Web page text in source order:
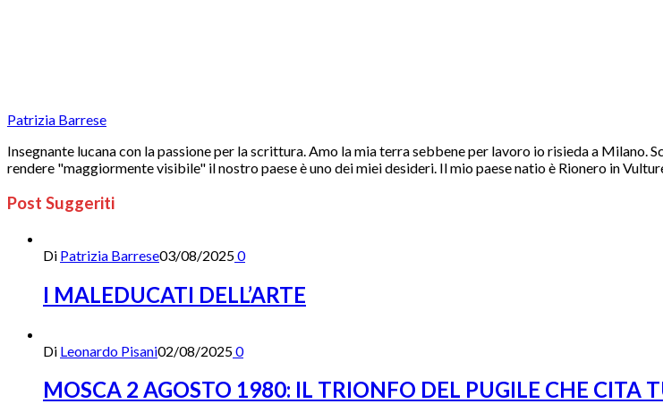
Patrizia Barrese
Insegnante lucana con la passione per la scrittura. Amo la mia terra sebbene per lavoro io risieda a
rendere "maggiormente visibile" il nostro paese è uno dei miei desideri. Il mio paese natio è Rionero in
Post Suggeriti
Di Patrizia Barrese03/08/20250
I MALEDUCATI DELL’ARTE
Di Leonardo Pisani02/08/20250
MOSCA 2 AGOSTO 1980: IL TRIONFO DEL PUGILE CHE CITA